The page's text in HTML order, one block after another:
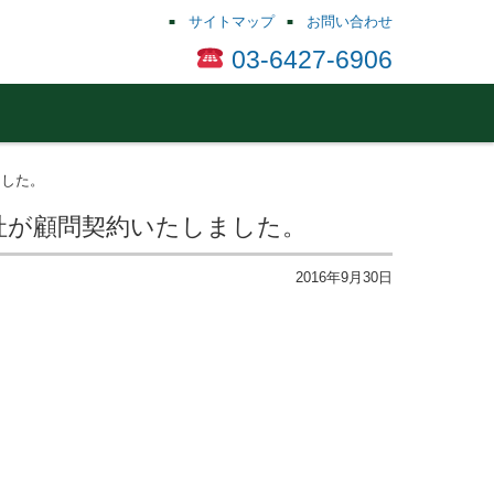
サイトマップ お問い合わせ
03-6427-6906
た。
顧問契約いたしました。
2016年9月30日